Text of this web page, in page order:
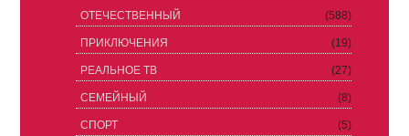
ОТЕЧЕСТВЕННЫЙ (588)
ПРИКЛЮЧЕНИЯ (19)
РЕАЛЬНОЕ ТВ (27)
СЕМЕЙНЫЙ (8)
СПОРТ (5)